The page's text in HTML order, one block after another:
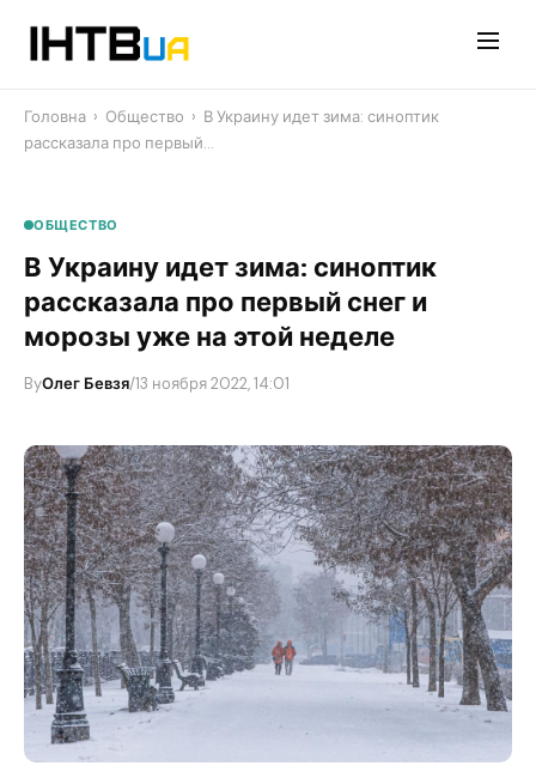
Головна › Общество › В Украину идет зима: синоптик
рассказала про первый…
ОБЩЕСТВО
В Украину идет зима: синоптик
рассказала про первый снег и
морозы уже на этой неделе
ByОлег Бевзя/13 ноября 2022, 14:01